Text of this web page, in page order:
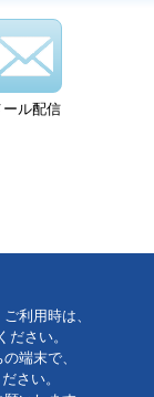
ール配信
利用時は、
さい。
端末で、
さい。